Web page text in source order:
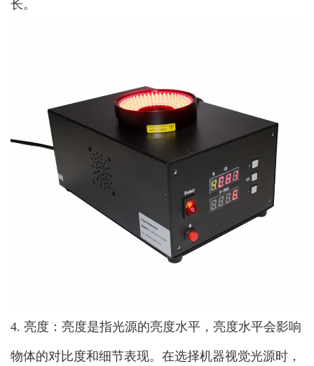
长。
4. 亮度：亮度是指光源的亮度水平，亮度水平会影响
物体的对比度和细节表现。在选择机器视觉光源时，